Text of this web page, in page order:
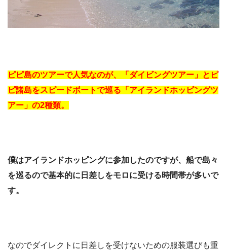
ピピ島のツアーで人気なのが、「ダイビングツアー」とピ
ピ諸島をスピードボートで巡る「アイランドホッピングツ
アー」の2種類。
僕はアイランドホッピングに参加したのですが、船で島々
を巡るので基本的に日差しをモロに受ける時間帯が多いで
す。
なのでダイレクトに日差しを受けないための服装選びも重